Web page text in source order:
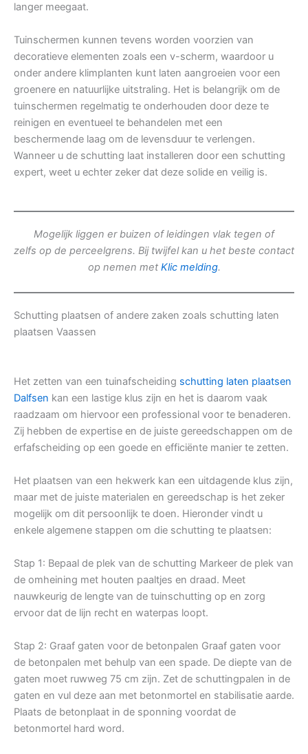
langer meegaat.
Tuinschermen kunnen tevens worden voorzien van
decoratieve elementen zoals een v-scherm, waardoor u
onder andere klimplanten kunt laten aangroeien voor een
groenere en natuurlijke uitstraling. Het is belangrijk om de
tuinschermen regelmatig te onderhouden door deze te
reinigen en eventueel te behandelen met een
beschermende laag om de levensduur te verlengen.
Wanneer u de schutting laat installeren door een schutting
expert, weet u echter zeker dat deze solide en veilig is.
Mogelijk liggen er buizen of leidingen vlak tegen of
zelfs op de perceelgrens. Bij twijfel kan u het beste contact
op nemen met Klic melding.
Schutting plaatsen of andere zaken zoals schutting laten
plaatsen Vaassen
Het zetten van een tuinafscheiding schutting laten plaatsen
Dalfsen kan een lastige klus zijn en het is daarom vaak
raadzaam om hiervoor een professional voor te benaderen.
Zij hebben de expertise en de juiste gereedschappen om de
erfafscheiding op een goede en efficiënte manier te zetten.
Het plaatsen van een hekwerk kan een uitdagende klus zijn,
maar met de juiste materialen en gereedschap is het zeker
mogelijk om dit persoonlijk te doen. Hieronder vindt u
enkele algemene stappen om die schutting te plaatsen:
Stap 1: Bepaal de plek van de schutting Markeer de plek van
de omheining met houten paaltjes en draad. Meet
nauwkeurig de lengte van de tuinschutting op en zorg
ervoor dat de lijn recht en waterpas loopt.
Stap 2: Graaf gaten voor de betonpalen Graaf gaten voor
de betonpalen met behulp van een spade. De diepte van de
gaten moet ruwweg 75 cm zijn. Zet de schuttingpalen in de
gaten en vul deze aan met betonmortel en stabilisatie aarde.
Plaats de betonplaat in de sponning voordat de
betonmortel hard word.